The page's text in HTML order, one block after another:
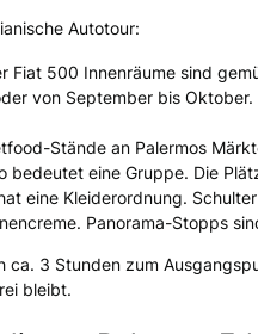
Autotour:
Fiat 500 Innenräume sind
von September bis
Stände an Palermos
bedeutet eine Gruppe. Die
eine Kleiderordnung.
Panorama-Stopps
ca. 3 Stunden zum
bleibt.